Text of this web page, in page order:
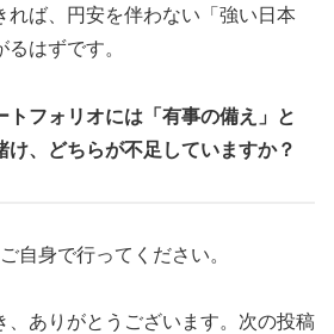
れば、円安を伴わない「強い日本
はずです。
トフォリオには「有事の備え」と
け、どちらが不足していますか？
自身で行ってください。
、ありがとうございます。次の投稿